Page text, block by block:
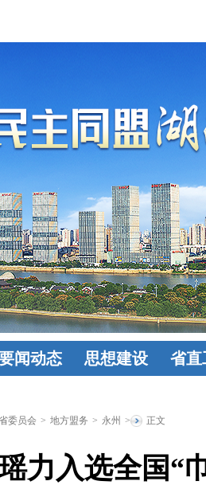
闻动态
要闻 盟务
要闻
思想建设
习资料 民盟
传统教育基
地 统战理论
省直
委员会 > 地方盟务 > 永州 > 正文
力入选全国“